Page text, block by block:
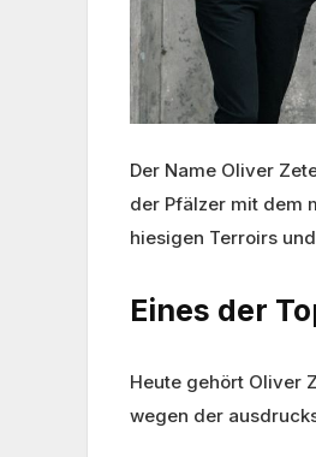
Der Name Oliver
der Pfälzer mit dem
hiesigen Terroirs
Eines der
Heute gehört Oliver
wegen der